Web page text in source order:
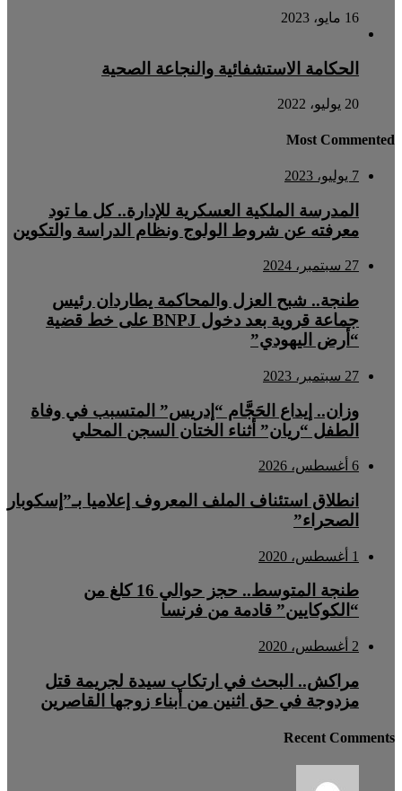
16 مايو، 2023
الحكامة الاستشفائية والنجاعة الصحية
20 يوليو، 2022
Most Commented
7 يوليو، 2023
المدرسة الملكية العسكرية للإدارة.. كل ما تود
معرفته عن شروط الولوج ونظام الدراسة والتكوين
27 سبتمبر، 2024
طنجة.. شبح العزل والمحاكمة يطاردان رئيس
جماعة قروية بعد دخول BNPJ على خط قضية
“أرض اليهودي”
27 سبتمبر، 2023
وزان.. إيداع الحَجَّام “إدريس” المتسبب في وفاة
الطفل “ريان” أثناء الختان السجن المحلي
6 أغسطس، 2026
انطلاق استئناف الملف المعروف إعلاميا بـ”إسكوبار
الصحراء”
1 أغسطس، 2020
طنجة المتوسط.. حجز حوالي 16 كلغ من
“الكوكايين” قادمة من فرنسا
2 أغسطس، 2020
مراكش.. البحث في ارتكاب سيدة لجريمة قتل
مزدوجة في حق اثنين من أبناء زوجها القاصرين
Recent Comments